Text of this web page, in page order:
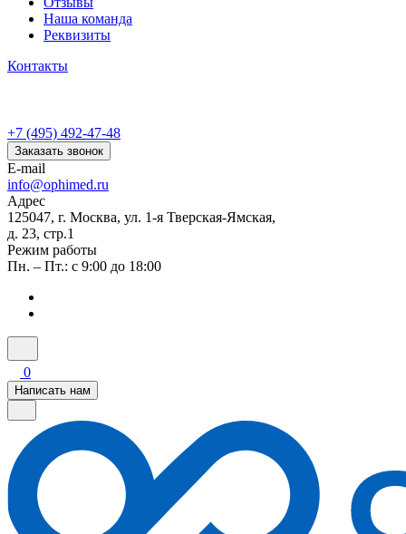
Наша команда
Реквизиты
Контакты
+7 (495) 492-47-48
Заказать звонок
E-mail
info@ophimed.ru
Адрес
125047, г. Москва, ул. 1-я Тверская-Ямская,
д. 23, стр.1
Режим работы
Пн. – Пт.: с 9:00 до 18:00
0
Написать нам